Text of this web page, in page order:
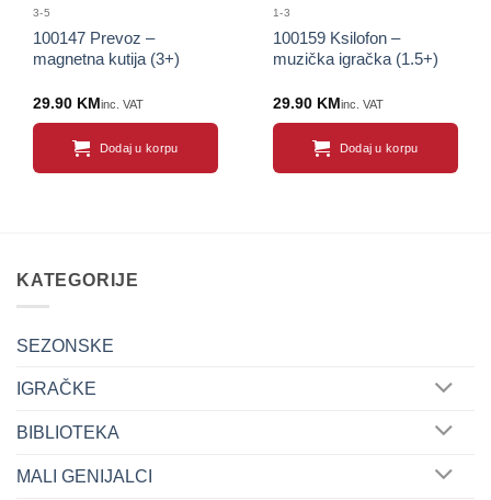
3-5
100147 Prevoz –
magnetna kutija (3+)
29.90 KM inc. VAT
Dodaj u korpu
1-3
100159 Ksilofon –
muzička igračka (1.5+)
29.90 KM inc. VAT
Dodaj u korpu
KATEGORIJE
SEZONSKE
IGRAČKE
BIBLIOTEKA
MALI GENIJALCI